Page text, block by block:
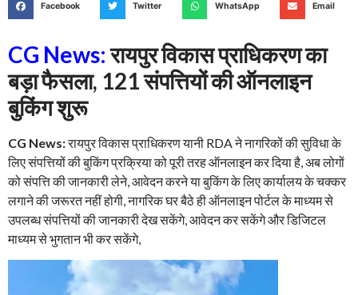
Facebook Twitter WhatsApp Email
CG News:रायपुर विकास प्राधिकरण का
बड़ा फैसला, 121 संपत्तियों की ऑनलाइन
बुकिंग शुरू
CG News:रायपुर विकास प्राधिकरण यानी RDA ने नागरिकों की सुविधा के
लिए संपत्तियों की बुकिंग प्रक्रिया को पूरी तरह ऑनलाइन कर दिया है, अब लोगों
को संपत्ति की जानकारी लेने, आवेदन करने या बुकिंग के लिए कार्यालय के चक्कर
लगाने की जरूरत नहीं होगी, नागरिक घर बैठे ही ऑनलाइन पोर्टल के माध्यम से
उपलब्ध संपत्तियों की जानकारी देख सकेंगे, आवेदन कर सकेंगे और डिजिटल
माध्यम से भुगतान भी कर सकेंगे,